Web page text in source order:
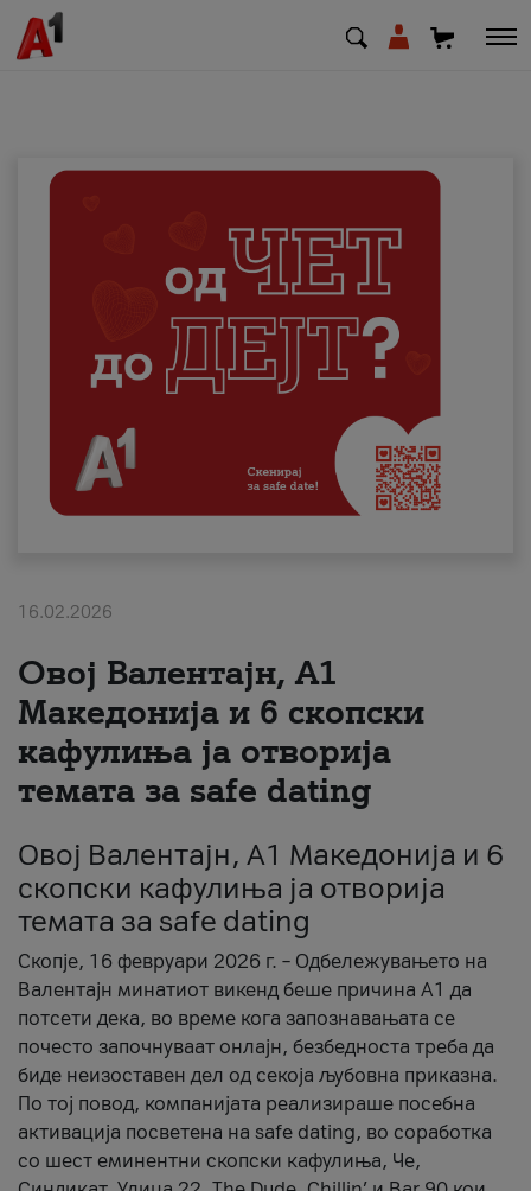
Деловни
Поддршка
Надополни кредит
Плати сметка
#ПодобарОнлајн
16.02.2026
Овој Валентајн, A1
Македонија и 6 скопски
кафулиња ја отворија
темата за safe dating
Овој Валентајн, A1 Македонија и 6
скопски кафулиња ја отворија
темата за safe dating
Скопје, 16 февруари 2026 г. – Одбележувањето на
Валентајн минатиот викенд беше причина А1 да
потсети дека, во време кога запознавањата се
почесто започнуваат онлајн, безбедноста треба да
биде неизоставен дел од секоја љубовна приказна.
По тој повод, компанијата реализираше посебна
активација посветена на safe dating, во соработка
со шест еминентни скопски кафулиња, Че,